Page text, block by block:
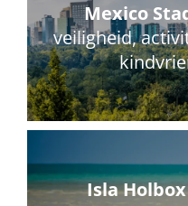
Mexico
veiligheid,
Isla H